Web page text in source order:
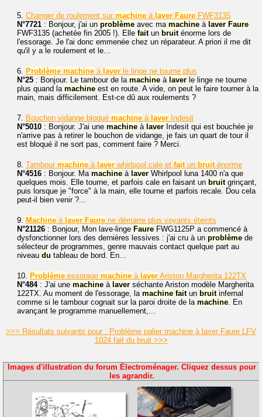
5. Changer de roulement sur machine à laver Faure FWF3135
N°7721 : Bonjour, j'ai un problème avec ma machine à laver Faure
FWF3135 (achetée fin 2005 !). Elle faitun bruiténorme lors de
l'essorage. Je l'ai donc emmenée chez un réparateur. A priori il me dit
qu'il y a le roulement et le...
6. Problème machine à laver le linge ne tourne plus
N°25 : Bonjour. Le tambour de la machine à laver le linge ne tourne
plus quand la machine est en route. A vide, on peut le faire tourner à la
main, mais difficilement. Est-ce dû aux roulements ?
7. Bouchon vidange bloqué machine à laver Indesit
N°5010 : Bonjour. J'ai une machine à laver Indesit qui est bouchée je
n'arrive pas à retirer le bouchon de vidange, je fais un quart de tour il
est bloqué il ne sort pas, comment faire ? Merci.
8. Tambour machine à laver whirlpool cale et faitun bruiténorme
N°4516 : Bonjour. Ma machine à laver Whirlpool luna 1400 n'a que
quelques mois. Elle tourne, et parfois cale en faisant un bruitgrinçant,
puis lorsque je "force" à la main, elle tourne et parfois recale. Dou cela
peut-il bien venir ?...
9. Machine à laver Faure ne démarre plus voyants éteints
N°21126 : Bonjour, Mon lave-linge Faure FWG1125P a commencé à
dysfonctionner lors des dernières lessives : j'ai cru à un problème de
sélecteur de programmes, genre mauvais contact quelque part au
niveau du tableau de bord. En...
10. Problème essorage machine à laver Ariston Margherita 122TX
N°484: J'ai une machine à laver séchante Ariston modèle Margherita
122TX. Au moment de l'essorage, la machine faitun bruitinfernal
comme si le tambour cognait sur la paroi droite de la machine. En
avançant le programme manuellement,...
>>> Résultats suivants pour : Problème palier machine à laver Faure LFV
1024 fait du bruit >>>
Images d'illustration du forum Électroménager. Cliquez dessus pour
les agrandir.